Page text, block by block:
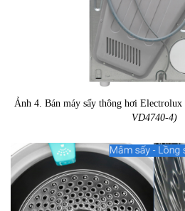
Ảnh 4. Bán máy sấy thông hơi
VD4740-4)